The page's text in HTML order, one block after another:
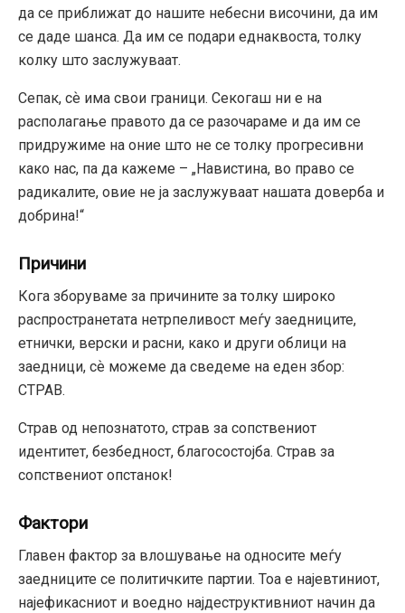
да се приближат до нашите небесни височини, да им
се даде шанса. Да им се подари еднаквоста, толку
колку што заслужуваат.
Сепак, сѐ има свои граници. Секогаш ни е на
располагање правото да се разочараме и да им се
придружиме на оние што не се толку прогресивни
како нас, па да кажеме – „Навистина, во право се
радикалите, овие не ја заслужуваат нашата доверба и
добрина!“
Причини
Кога зборуваме за причините за толку широко
распространетата нетрпеливост меѓу заедниците,
етнички, верски и расни, како и други облици на
заедници, сѐ можеме да сведеме на еден збор:
СТРАВ.
Страв од непознатото, страв за сопствениот
идентитет, безбедност, благосостојба. Страв за
сопствениот опстанок!
Фактори
Главен фактор за влошување на односите меѓу
заедниците се политичките партии. Тоа е најевтиниот,
најефикасниот и воедно најдеструктивниот начин да